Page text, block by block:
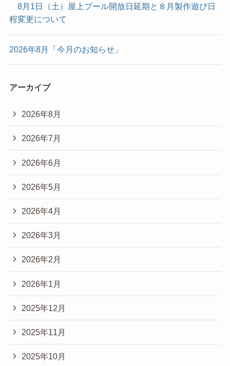
8月1日（土）屋上プール開放日延期と８月製作遊び日
程変更について
2026年8月「今月のお知らせ」
アーカイブ
2026年8月
2026年7月
2026年6月
2026年5月
2026年4月
2026年3月
2026年2月
2026年1月
2025年12月
2025年11月
2025年10月